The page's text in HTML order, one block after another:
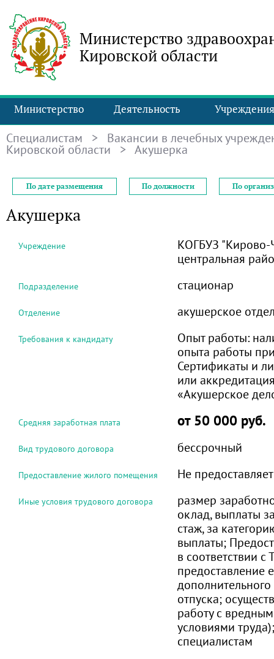
Министерство
Кировской области
Министерство Деятельность Учреждения
Специалистам > Вакансии в лечебных
Кировской области > Акушерка
По дате размещения По должности По
Акушерка
Учреждение
КОГБУЗ "Кирово-
центральная
Подразделение стационар
Отделение акушерское
Требования к кандидату Опыт работы:
опыта работы
Сертификаты и
или
«Акушерское
Средняя заработная плата от 50 000 руб.
Вид трудового договора бессрочный
Предоставление жилого помещения Не
Иные условия трудового договора
размер
оклад, выплаты
стаж, за
выплаты;
в соответствии с
предоставление
отпуска;
работу с
условиями
специалистам